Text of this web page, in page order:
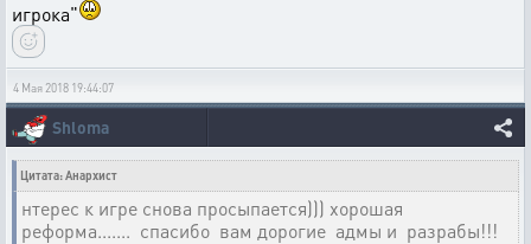
игрока"
4 Мая 2018 19:44:07
Shloma
Цитата: Анархист
нтерес к игре снова просыпается))) хорошая
реформа....... спасибо вам дорогие адмы и разрабы!!!